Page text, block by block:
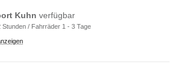
Kuhn verfügbar
Stunden / Fahrräder 1 - 3 Tage